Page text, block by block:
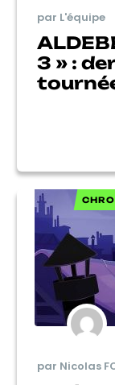
par L'équipe
3 » :
par Nicolas